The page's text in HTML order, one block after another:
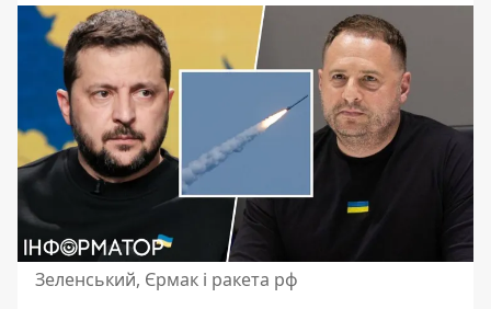
Зеленський, Єрмак і ракета рф